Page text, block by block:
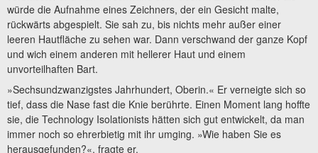
würde die Aufnahme eines Zeichners, der ein Gesicht malte,
rückwärts abgespielt. Sie sah zu, bis nichts mehr außer einer
leeren Hautfläche zu sehen war. Dann verschwand der ganze Kopf
und wich einem anderen mit hellerer Haut und einem
unvorteilhaften Bart.
»Sechsundzwanzigstes Jahrhundert, Oberin.« Er verneigte sich so
tief, dass die Nase fast die Knie berührte. Einen Moment lang hoffte
sie, die Technology Isolationists hätten sich gut entwickelt, da man
immer noch so ehrerbietig mit ihr umging. »Wie haben Sie es
herausgefunden?«, fragte er.